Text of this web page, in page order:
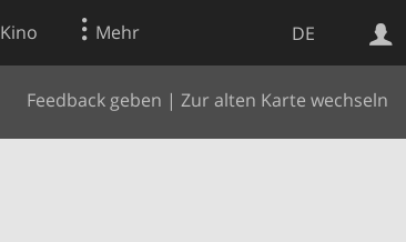
DE
Kino Mehr
Feedback geben | Zur alten Karte wechseln
Websuche